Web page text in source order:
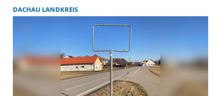
DACHAU LANDKREIS